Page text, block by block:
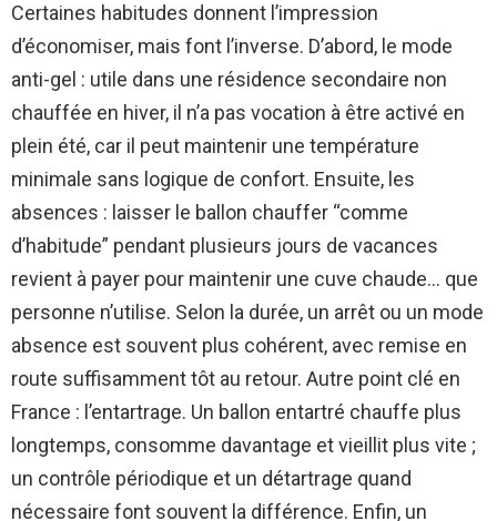
Certaines habitudes donnent l’impression
d’économiser, mais font l’inverse. D’abord, le mode
anti-gel : utile dans une résidence secondaire non
chauffée en hiver, il n’a pas vocation à être activé en
plein été, car il peut maintenir une température
minimale sans logique de confort. Ensuite, les
absences : laisser le ballon chauffer “comme
d’habitude” pendant plusieurs jours de vacances
revient à payer pour maintenir une cuve chaude… que
personne n’utilise. Selon la durée, un arrêt ou un mode
absence est souvent plus cohérent, avec remise en
route suffisamment tôt au retour. Autre point clé en
France : l’entartrage. Un ballon entartré chauffe plus
longtemps, consomme davantage et vieillit plus vite ;
un contrôle périodique et un détartrage quand
nécessaire font souvent la différence. Enfin, un